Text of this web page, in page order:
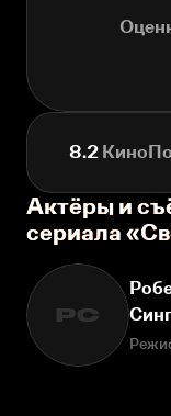
8.2
Актёры и
сериала
РС